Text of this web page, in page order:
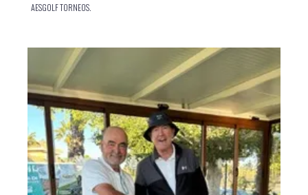
AESGOLF TORNEOS.